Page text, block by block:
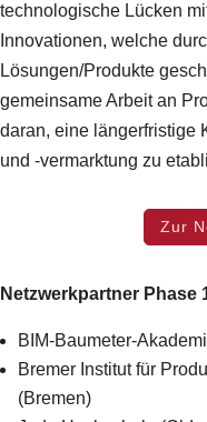
technologische Lücken
Innovationen, welche
Lösungen/Produkte
gemeinsame Arbeit an
daran, eine längerfristige
und -vermarktung zu
Zur
Netzwerkpartner Phase
BIM-Baumeter-
Bremer Institut für
(Bremen)